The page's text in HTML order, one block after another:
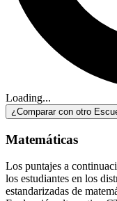
Loading...
¿Comparar con otro
Matemáticas
Los puntajes a
los estudiantes en los
estandarizadas de